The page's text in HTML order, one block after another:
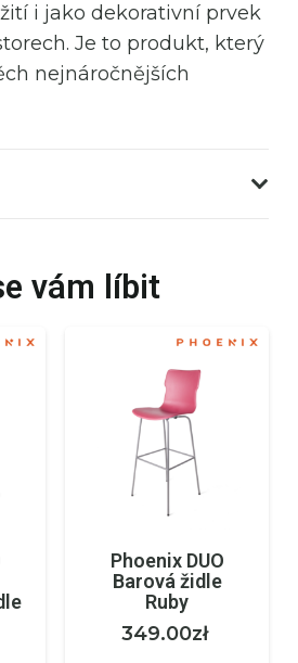
i jako dekorativní prvek
Je to produkt, který
nejnáročnějších
vám líbit
Phoenix DUO
Barová židle
Ruby
349.00zł